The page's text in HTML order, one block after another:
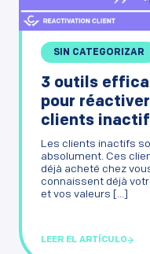
SIN CATEGORIZAR
3 outils
pour
clients
Les clients inactifs
absolument. Ces
déjà acheté chez
connaissent déjà
et vos valeurs [...]
LEER EL ARTÍCULO